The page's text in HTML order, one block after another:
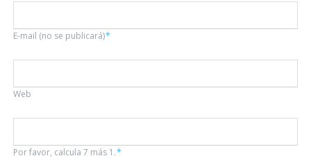
Campo
E-mail (no se publicará)*
Web
Por favor, calcula 7 más 1.*